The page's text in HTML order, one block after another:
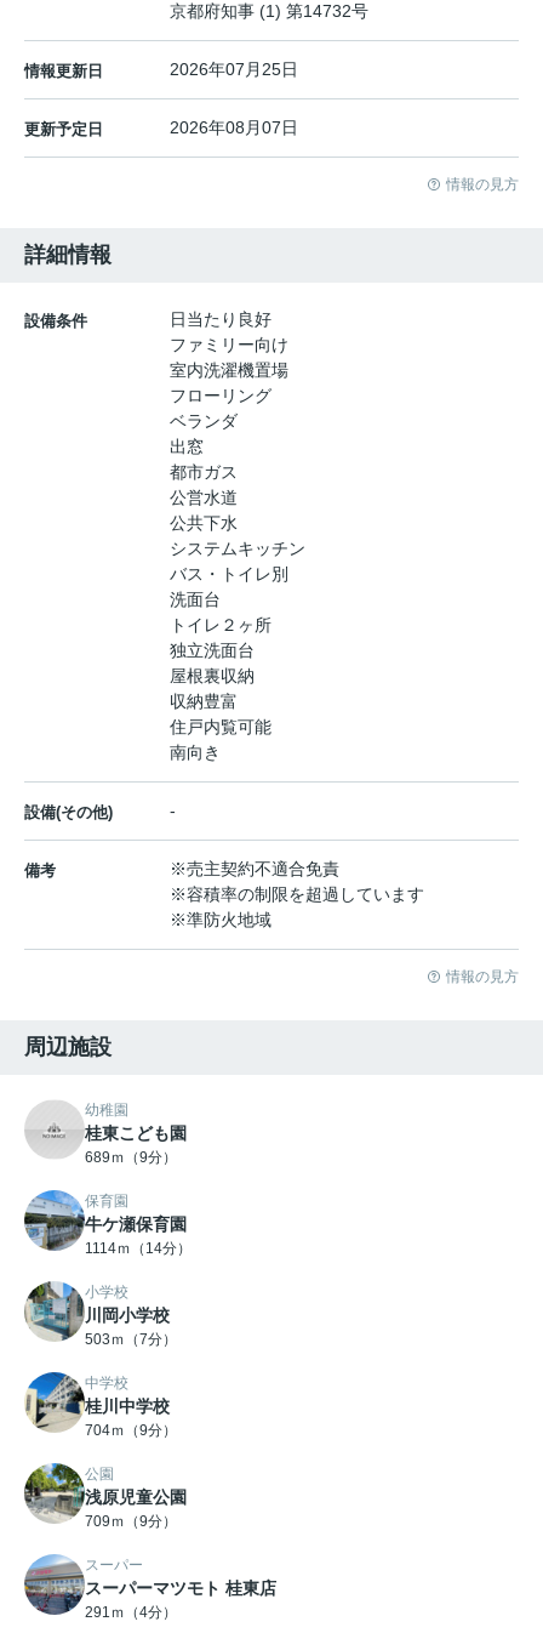
京都府知事 (1) 第14732号
情報更新日 2026年07月25日
更新予定日 2026年08月07日
情報の見方
詳細情報
設備条件
日当たり良好
ファミリー向け
室内洗濯機置場
フローリング
ベランダ
出窓
都市ガス
公営水道
公共下水
システムキッチン
バス・トイレ別
洗面台
トイレ２ヶ所
独立洗面台
屋根裏収納
収納豊富
住戸内覧可能
南向き
設備(その他) -
備考
※売主契約不適合免責
※容積率の制限を超過しています
※準防火地域
情報の見方
周辺施設
幼稚園
桂東こども園
689ｍ（9分）
保育園
牛ケ瀬保育園
1114ｍ（14分）
小学校
川岡小学校
503ｍ（7分）
中学校
桂川中学校
704ｍ（9分）
公園
浅原児童公園
709ｍ（9分）
スーパー
スーパーマツモト 桂東店
291ｍ（4分）